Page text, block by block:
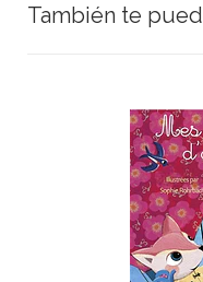
También te